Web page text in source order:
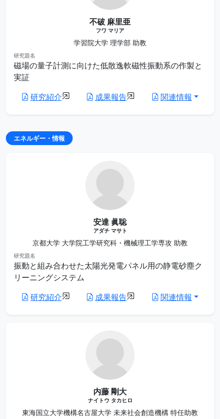
不破 麻里亜
フワ マリア
学習院大学 理学部 助教
研究題名
磁場の量子計測に向けた低散逸軟磁性振動系の作製と
実証
研究紹介
成果報告 関連情報
エネルギー・情報
安達 眞聡
アダチ マサト
京都大学 大学院工学研究科・機械理工学専攻 助教
研究題名
振動と組み合わせた太陽光発電パネル用の静電砂塵ク
リーニングシステム
研究紹介
成果報告 関連情報
内藤 剛大
ナイトウ タカヒロ
東海国立大学機構名古屋大学 未来社会創造機構 特任助教